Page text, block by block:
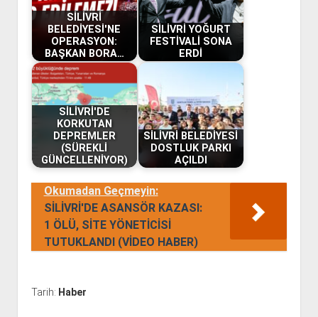
SİLİVRİ
BELEDİYESİ'NE
OPERASYON:
BAŞKAN BORA…
SİLİVRİ YOĞURT
FESTİVALİ SONA
ERDİ
SİLİVRİ'DE
KORKUTAN
DEPREMLER
(SÜREKLİ
GÜNCELLENİYOR)
SİLİVRİ BELEDİYESİ
DOSTLUK PARKI
AÇILDI
Okumadan Geçmeyin:
SİLİVRİ'DE ASANSÖR KAZASI:
1 ÖLÜ, SİTE YÖNETİCİSİ
TUTUKLANDI (VİDEO HABER)
Tarih: Haber